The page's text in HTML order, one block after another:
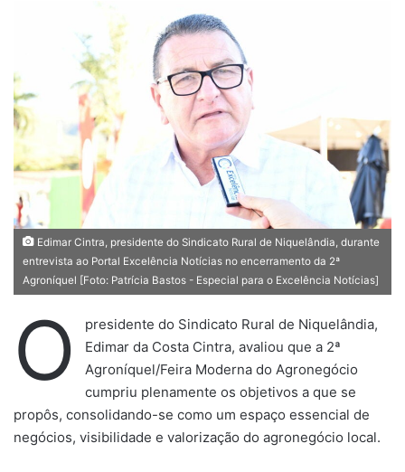
Edimar Cintra, presidente do Sindicato Rural de Niquelândia, durante
entrevista ao Portal Excelência Notícias no encerramento da 2ª
Agroníquel [Foto: Patrícia Bastos - Especial para o Excelência Notícias]
O
presidente do Sindicato Rural de Niquelândia,
Edimar da Costa Cintra, avaliou que a 2ª
Agroníquel/Feira Moderna do Agronegócio
cumpriu plenamente os objetivos a que se
propôs, consolidando-se como um espaço essencial de
negócios, visibilidade e valorização do agronegócio local.